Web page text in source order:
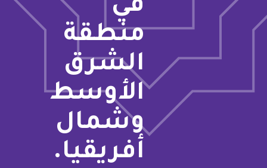
في
منطقة
الشرق
الأوسط
وشمال
أفريقيا.